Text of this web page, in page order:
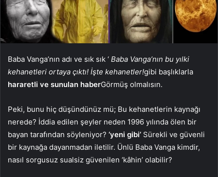
Baba Vanga’nın adı ve sık sık ‘ Baba Vanga’nın bu yılki
kehanetleri ortaya çıktı! İşte kehanetler!gibi başlıklarla
hararetli ve sunulan haberGörmüş olmalısın.
Peki, bunu hiç düşündünüz mü; Bu kehanetlerin kaynağı
nerede? İddia edilen şeyler neden 1996 yılında ölen bir
bayan tarafından söyleniyor? ‘yeni gibi’ Sürekli ve güvenli
bir kaynağa dayanmadan iletilir. Ünlü Baba Vanga kimdir,
nasıl sorgusuz sualsiz güvenilen ‘kâhin’ olabilir?